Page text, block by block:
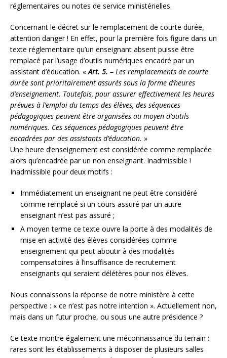
réglementaires ou notes de service ministérielles.
Concernant le décret sur le remplacement de courte durée,
attention danger ! En effet, pour la première fois figure dans un
texte réglementaire qu’un enseignant absent puisse être
remplacé par l’usage d’outils numériques encadré par un
assistant d’éducation. «Art. 5. – Les remplacements de courte
durée sont prioritairement assurés sous la forme d’heures
d’enseignement. Toutefois, pour assurer effectivement les heures
prévues à l’emploi du temps des élèves, des séquences
pédagogiques peuvent être organisées au moyen d’outils
numériques. Ces séquences pédagogiques peuvent être
encadrées par des assistants d’éducation. »
Une heure d’enseignement est considérée comme remplacée
alors qu’encadrée par un non enseignant. Inadmissible !
Inadmissible pour deux motifs :
Immédiatement un enseignant ne peut être considéré
comme remplacé si un cours assuré par un autre
enseignant n’est pas assuré ;
A moyen terme ce texte ouvre la porte à des modalités de
mise en activité des élèves considérées comme
enseignement qui peut aboutir à des modalités
compensatoires à l’insuffisance de recrutement
enseignants qui seraient délétères pour nos élèves.
Nous connaissons la réponse de notre ministère à cette
perspective : « ce n’est pas notre intention ». Actuellement non,
mais dans un futur proche, ou sous une autre présidence ?
Ce texte montre également une méconnaissance du terrain :
rares sont les établissements à disposer de plusieurs salles